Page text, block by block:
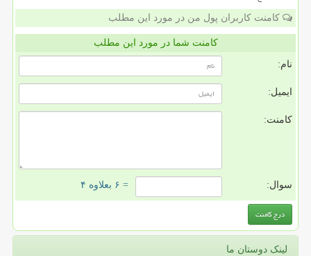
کامنت کاربران پول من در مورد این مطلب
کامنت شما در مورد این مطلب
نام:
ایمیل:
کامنت:
سوال: = ۶ بعلاوه ۴
لینک دوستان ما